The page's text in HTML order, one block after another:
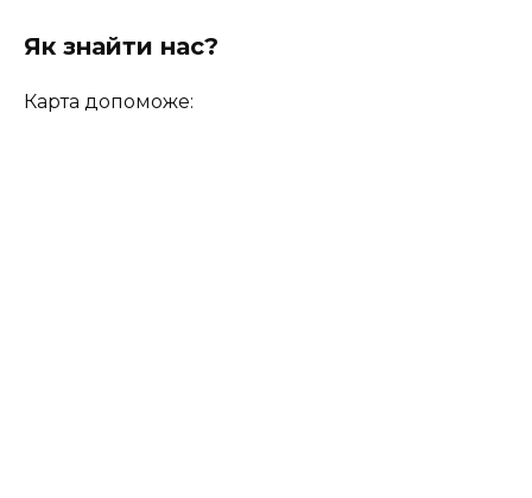
Як знайти нас?
Карта допоможе: